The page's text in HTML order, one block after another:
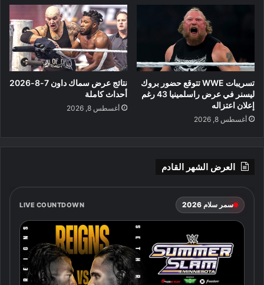
تسريبات WWE تتوقع حضور بروك
ليسنر في عرض راسلمينيا 43 رغم
إعلان اعتزاله
أغسطس 8, 2026
نتائج عرض سماك داون 7-8-2026
أحداث كاملة
أغسطس 8, 2026
العرض الشهر القادم
سمر سلام 2026 LIVE COUNTDOWN